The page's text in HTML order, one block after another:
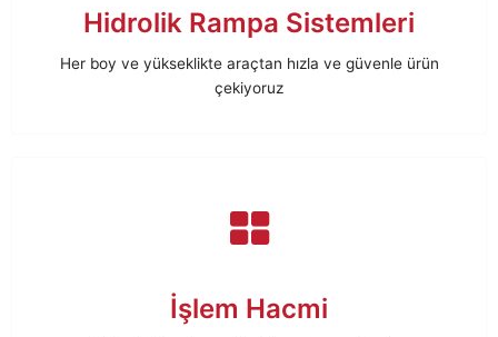
Hidrolik Rampa Sistemleri
Her boy ve yükseklikte araçtan hızla ve güvenle ürün
çekiyoruz
İşlem Hacmi